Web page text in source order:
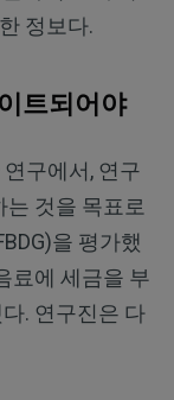
정보다.
트되어야
구에서, 연구
것을 목표로
을 평가했
료에 세금을 부
. 연구진은 다